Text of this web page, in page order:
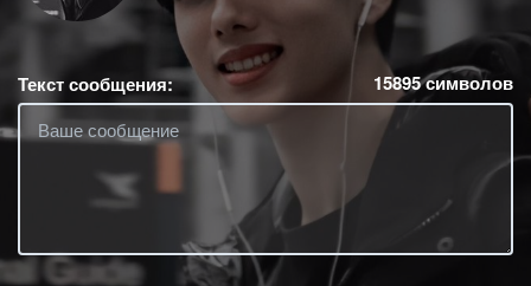
Текст сообщения: 15895символов